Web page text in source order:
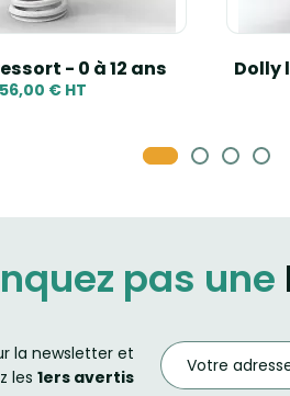
- 0 à 12 ans
€ HT
Dolly
pas une
la newsletter et
les 1ers avertis